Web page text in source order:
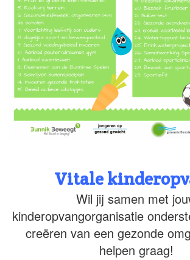
Vitale
Wil jij samen met
kinderopvangorganisatie
creëren van een gezonde
helpen graag!